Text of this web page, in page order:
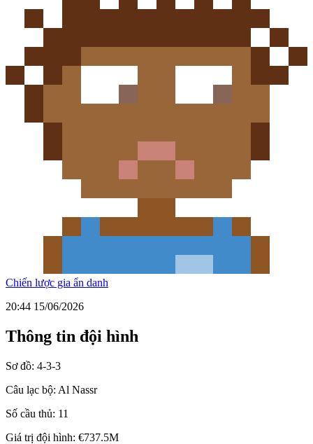
Chiến lược gia ẩn danh
20:44 15/06/2026
Thông tin đội hình
Sơ đồ: 4-3-3
Câu lạc bộ: Al Nassr
Số cầu thủ: 11
Giá trị đội hình: €737.5M